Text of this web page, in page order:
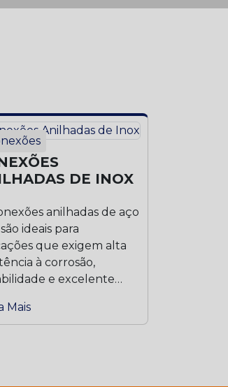
DE INOX
anilhadas de aço
ideais para
que exigem alta
à corrosão,
e excelente
Mais